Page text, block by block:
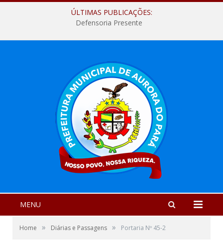
ÚLTIMAS PUBLICAÇÕES:
Defensoria Presente
MENU
Home » Diárias e Passagens » Portaria Nº 45-2